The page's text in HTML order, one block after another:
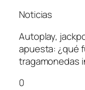
Noticias
Autoplay,
apuesta: ¿qué
tragamonedas
0